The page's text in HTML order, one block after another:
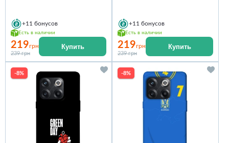
+11 бонусов
Есть в наличии
219грн
239 грн
Купить
+11 бонусов
Есть в наличии
219грн
239 грн
Купить
-8% -8%